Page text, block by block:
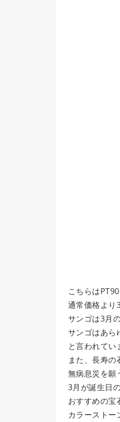
こちらは
通常価格より
サンゴは3月
サンゴはあら
と言われてい
また、長寿
無病息災を願
3月が誕生日
おすすめの宝
カラースト